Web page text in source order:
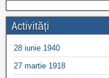
Activități
28 iunie 1940
27 martie 1918